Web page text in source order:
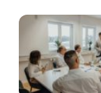
känns
på ...